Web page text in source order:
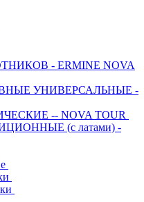
- ERMINE NOVA
УНИВЕРСАЛЬНЫЕ -
-- NOVA TOUR
(с латами) -